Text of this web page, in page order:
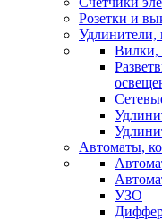
Розетки и
Удлинители,
Вилки,
Автоматы,
УЗО